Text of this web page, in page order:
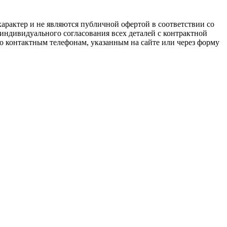
и не являются публичной офертой в соответствии со
согласования всех деталей с контрактной
телефонам, указанным на сайте или через форму